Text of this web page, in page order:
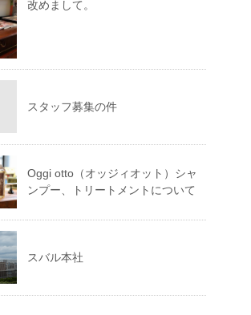
改めまして。
スタッフ募集の件
Oggi otto（オッジィオット）シャ
ンプー、トリートメントについて
スバル本社